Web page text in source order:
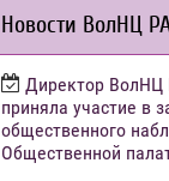
Новости ВолНЦ
Директор
приняла участие в
общественного
Общественной